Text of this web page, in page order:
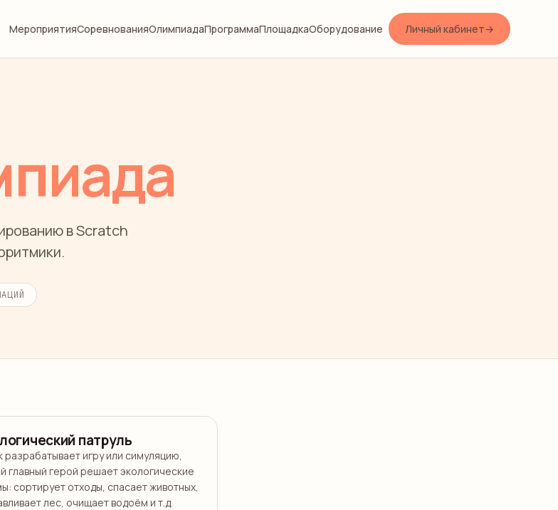
МероприятияСоревнованияОлимпиадаПрограммаПлощадкаОборудование Личный кабинет→
в Scratch
патруль
разрабатывает игру или симуляцию,
главный герой решает экологические
сортирует отходы, спасает животных,
лес, очищает водоём и т.д.